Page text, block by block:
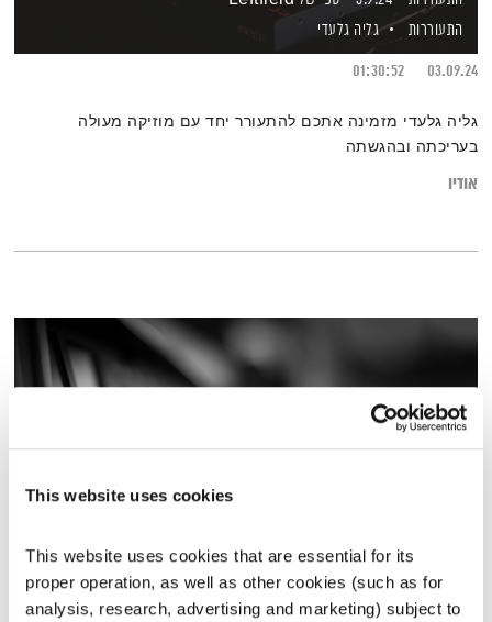
This website uses cookies
This website uses cookies that are essential for its
proper operation, as well as other cookies (such as for
analysis, research, advertising and marketing) subject to
התעוררות
גליה גלעדי
03.09.24
01:30:52
גליה גלעדי מזמינה אתכם להתעורר יחד עם מוזיקה מעולה
בעריכתה ובהגשתה
אודיו
כל יום מחדש
אמיר פרי